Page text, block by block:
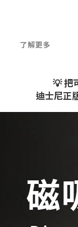
了解更多
💡 把
迪士尼正